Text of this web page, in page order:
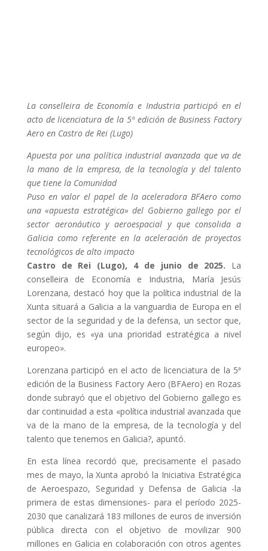
La conselleira de Economía e Industria participó en el
acto de licenciatura de la 5ª edición de Business Factory
Aero en Castro de Rei (Lugo)
Apuesta por una política industrial avanzada que va de
la mano de la empresa, de la tecnología y del talento
que tiene la Comunidad
Puso en valor el papel de la aceleradora BFAero como
una «apuesta estratégica» del Gobierno gallego por el
sector aeronáutico y aeroespacial y que consolida a
Galicia como referente en la aceleración de proyectos
tecnológicos de alto impacto
Castro de Rei (Lugo), 4 de junio de 2025. La
conselleira de Economía e Industria, María Jesús
Lorenzana, destacó hoy que la política industrial de la
Xunta situará a Galicia a la vanguardia de Europa en el
sector de la seguridad y de la defensa, un sector que,
según dijo, es «ya una prioridad estratégica a nivel
europeo».
Lorenzana participó en el acto de licenciatura de la 5ª
edición de la Business Factory Aero (BFAero) en Rozas
donde subrayó que el objetivo del Gobierno gallego es
dar continuidad a esta «política industrial avanzada que
va de la mano de la empresa, de la tecnología y del
talento que tenemos en Galicia?, apuntó.
En esta línea recordó que, precisamente el pasado
mes de mayo, la Xunta aprobó la Iniciativa Estratégica
de Aeroespazo, Seguridad y Defensa de Galicia -la
primera de estas dimensiones- para el período 2025-
2030 que canalizará 183 millones de euros de inversión
pública directa con el objetivo de movilizar 900
millones en Galicia en colaboración con otros agentes